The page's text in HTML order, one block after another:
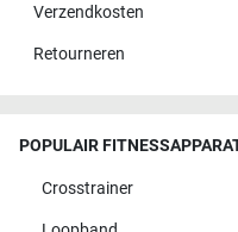
Verzendkosten
Retourneren
POPULAIR
Crosstrainer